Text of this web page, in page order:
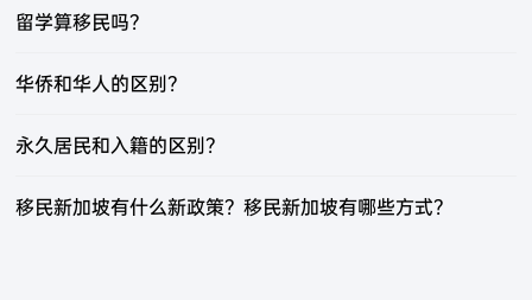
留学算移民吗？
华侨和华人的区别？
永久居民和入籍的区别？
移民新加坡有什么新政策？移民新加坡有哪些方式？